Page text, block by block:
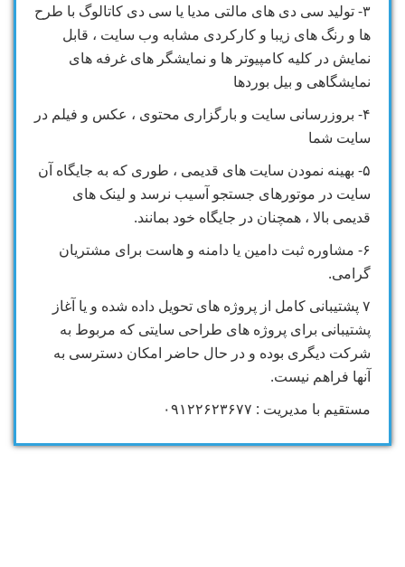
۳- تولید سی دی های مالتی مدیا یا سی دی کاتالوگ با طرح
ها و رنگ های زیبا و کارکردی مشابه وب سایت ، قابل
نمایش در کلیه کامپیوتر ها و نمایشگر های غرفه های
نمایشگاهی و بیل بوردها
۴- بروزرسانی سایت و بارگزاری محتوی ، عکس و فیلم در
سایت شما
۵- بهینه نمودن سایت های قدیمی ، طوری که به جایگاه آن
سایت در موتورهای جستجو آسیب نرسد و لینک های
قدیمی بالا ، همچنان در جایگاه خود بمانند.
۶- مشاوره ثبت دامین یا دامنه و هاست برای مشتریان
گرامی.
۷ پشتیبانی کامل از پروژه های تحویل داده شده و یا آغاز
پشتیبانی برای پروژه های طراحی سایتی که مربوط به
شرکت دیگری بوده و در حال حاضر امکان دسترسی به
آنها فراهم نیست.
مستقیم با مدیریت : ۰۹۱۲۲۶۲۳۶۷۷